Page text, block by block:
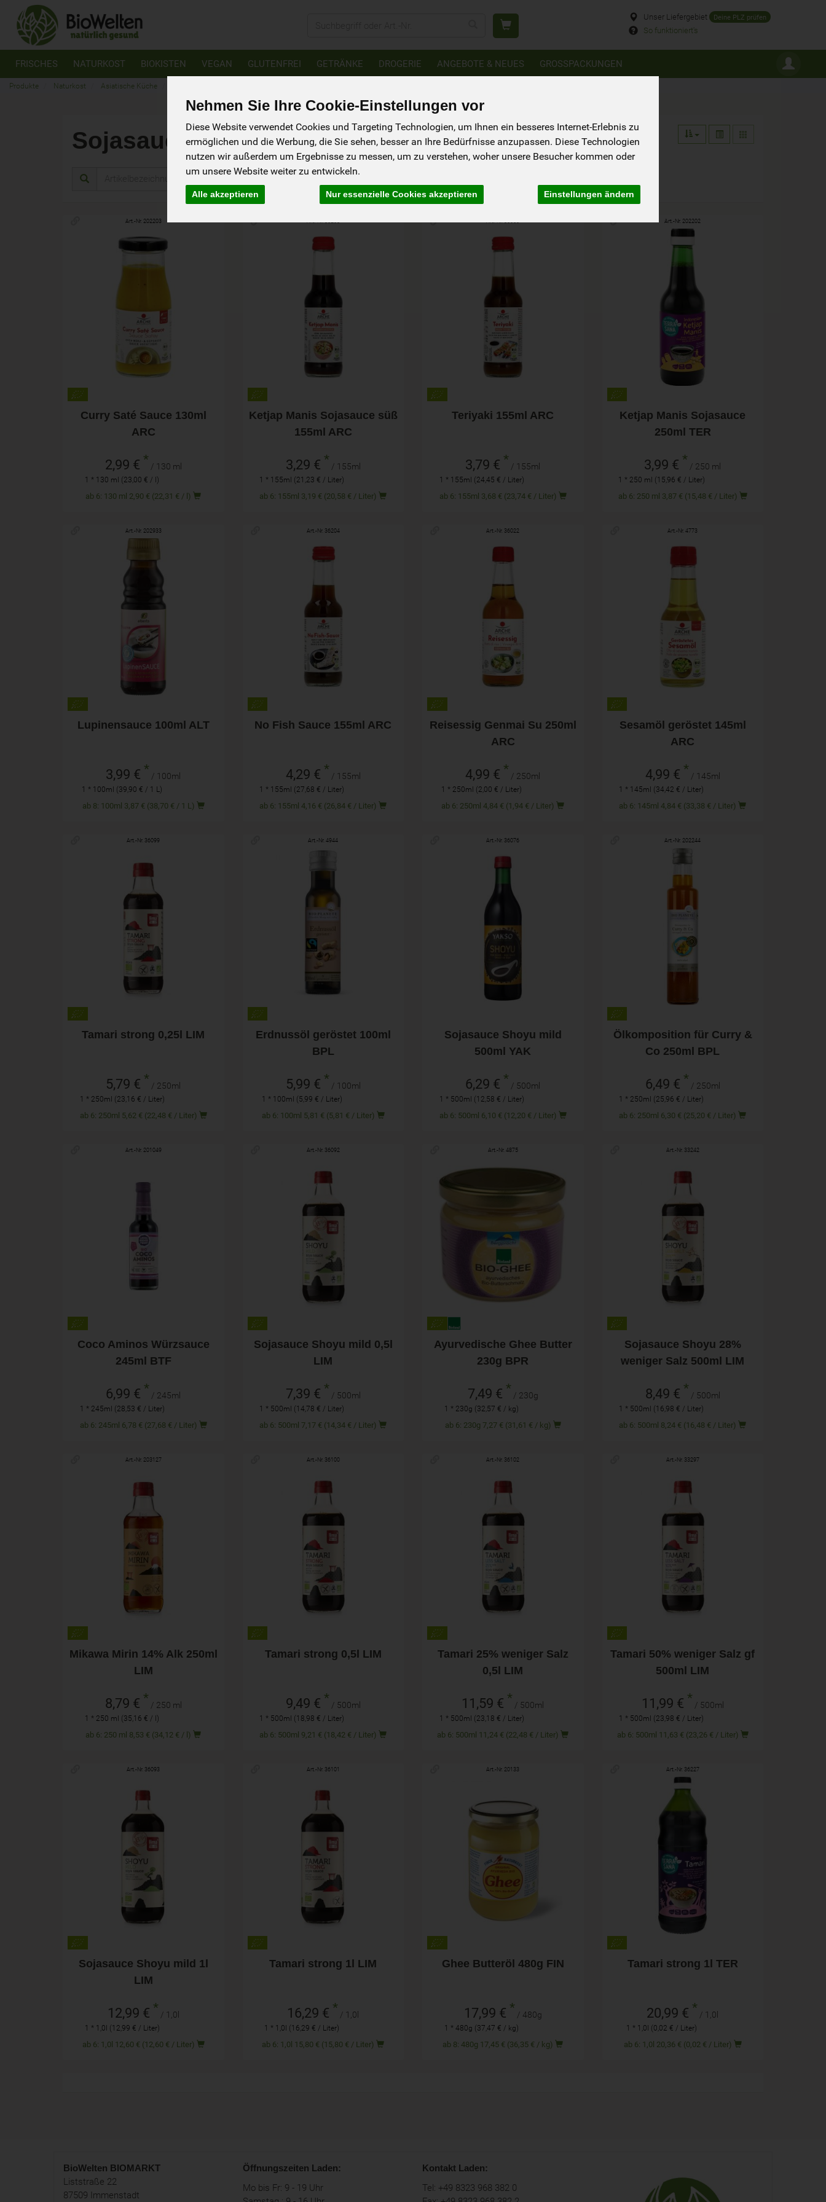
Nehmen Sie Ihre Cookie-Einstellungen vor
Diese Website verwendet Cookies und Targeting Technologien, um Ihnen ein besseres Internet-Erlebnis zu
ermöglichen und die Werbung, die Sie sehen, besser an Ihre Bedürfnisse anzupassen. Diese Technologien
nutzen wir außerdem um Ergebnisse zu messen, um zu verstehen, woher unsere Besucher kommen oder
um unsere Website weiter zu entwickeln.
Alle akzeptieren Nur essenzielle Cookies akzeptieren Einstellungen ändern
Unser Liefergebiet Deine PLZ prüfen
So funktioniert's
FRISCHES NATURKOST BIOKISTEN VEGAN GLUTENFREI GETRÄNKE DROGERIE ANGEBOTE & NEUES GROSSPACKUNGEN
Produkte Naturkost Asiatische Küche
Sojasaucen & Würzsaucen 24 von 6178
Art.-Nr. 202203
Curry Saté Sauce 130ml
ARC
2,99 € * / 130 ml
1 * 130 ml (23,00 € / l)
ab 6: 130 ml 2,90 € (22,31 € / l)
2,99
Ketjap Manis Sojasauce süß
155ml ARC
3,29 € * / 155ml
1 * 155ml (21,23 € / Liter)
ab 6: 155ml 3,19 € (20,58 € / Liter)
155ml
3,29
Teriyaki 155ml ARC
3,79 € * / 155ml
1 * 155ml (24,45 € / Liter)
ab 6: 155ml 3,68 € (23,74 € / Liter)
155ml
3,79
Art.-Nr. 202202
Ketjap Manis Sojasauce
250ml TER
3,99 € * / 250 ml
1 * 250 ml (15,96 € / Liter)
ab 6: 250 ml 3,87 € (15,48 € / Liter)
3,99 €
Art.-Nr. 202933
Lupinensauce 100ml ALT
3,99 € * / 100ml
1 * 100ml (39,90 € / 1 L)
ab 8: 100ml 3,87 € (38,70 € / 1 L)
3,99€
Art.-Nr. 36204
No Fish Sauce 155ml ARC
4,29 € * / 155ml
1 * 155ml (27,68 € / Liter)
ab 6: 155ml 4,16 € (26,84 € / Liter)
155ml
4,29
Art.-Nr. 36022
Reisessig Genmai Su 250ml
ARC
4,99 € * / 250ml
1 * 250ml (2,00 € / Liter)
ab 6: 250ml 4,84 € (1,94 € / Liter)
250ml
4,99
Art.-Nr. 4773
Sesamöl geröstet 145ml
ARC
4,99 € * / 145ml
1 * 145ml (34,42 € / Liter)
ab 6: 145ml 4,84 € (33,38 € / Liter)
4,99€
Art.-Nr. 36099
Tamari strong 0,25l LIM
5,79 € * / 250ml
1 * 250ml (23,16 € / Liter)
ab 6: 250ml 5,62 € (22,48 € / Liter)
250ml
5,79
Art.-Nr. 4944
Erdnussöl geröstet 100ml
BPL
5,99 € * / 100ml
1 * 100ml (5,99 € / Liter)
ab 6: 100ml 5,81 € (5,81 € / Liter)
100ml
Art.-Nr. 36076
Sojasauce Shoyu mild
500ml YAK
6,29 € * / 500ml
1 * 500ml (12,58 € / Liter)
ab 6: 500ml 6,10 € (12,20 € / Liter)
500ml
6,29
Art.-Nr. 202244
Ölkomposition für Curry &
Co 250ml BPL
6,49 € * / 250ml
1 * 250ml (25,96 € / Liter)
ab 6: 250ml 6,30 € (25,20 € / Liter)
6,49€
Art.-Nr. 201049
Coco Aminos Würzsauce
245ml BTF
6,99 € * / 245ml
1 * 245ml (28,53 € / Liter)
ab 6: 245ml 6,78 € (27,68 € / Liter)
6,99
Art.-Nr. 36092
Sojasauce Shoyu mild 0,5l
LIM
7,39 € * / 500ml
1 * 500ml (14,78 € / Liter)
ab 6: 500ml 7,17 € (14,34 € / Liter)
500ml
7,39
Art.-Nr. 4875
Ayurvedische Ghee Butter
230g BPR
7,49 € * / 230g
1 * 230g (32,57 € / kg)
ab 6: 230g 7,27 € (31,61 € / kg)
7,49
Art.-Nr. 33242
Sojasauce Shoyu 28%
weniger Salz 500ml LIM
8,49 € * / 500ml
1 * 500ml (16,98 € / Liter)
ab 6: 500ml 8,24 € (16,48 € / Liter)
500ml
8,49
Art.-Nr. 203127
Mikawa Mirin 14% Alk 250ml
LIM
8,79 € * / 250 ml
1 * 250 ml (35,16 € / l)
ab 6: 250 ml 8,53 € (34,12 € / l)
250 ml
8,79
Art.-Nr. 36100
Tamari strong 0,5l LIM
9,49 € * / 500ml
1 * 500ml (18,98 € / Liter)
ab 6: 500ml 9,21 € (18,42 € / Liter)
500ml
9,49
Art.-Nr. 36102
Tamari 25% weniger Salz
0,5l LIM
11,59 € * / 500ml
1 * 500ml (23,18 € / Liter)
ab 6: 500ml 11,24 € (22,48 € / Liter)
500ml
11,59
Art.-Nr. 33297
Tamari 50% weniger Salz gf
500ml LIM
11,99 € * / 500ml
1 * 500ml (23,98 € / Liter)
ab 6: 500ml 11,63 € (23,26 € / Liter)
500ml
11,99
Art.-Nr. 36093
Sojasauce Shoyu mild 1l
LIM
12,99 € * / 1,0l
1 * 1,0l (12,99 € / Liter)
ab 6: 1,0l 12,60 € (12,60 € / Liter)
12,99
Art.-Nr. 36101
Tamari strong 1l LIM
16,29 € * / 1,0l
1 * 1,0l (16,29 € / Liter)
ab 6: 1,0l 15,80 € (15,80 € / Liter)
16,29
Art.-Nr. 20133
Ghee Butteröl 480g FIN
17,99 € * / 480g
1 * 480g (37,47 € / kg)
ab 8: 480g 17,45 € (36,35 € / kg)
17,99€
Art.-Nr. 36227
Tamari strong 1l TER
20,99 € * / 1,0l
1 * 1,0l (0,02 € / Liter)
ab 6: 1,0l 20,36 € (0,02 € / Liter)
20,99 €
BioWelten BIOMARKT
Liststraße 22
87509 Immenstadt
Öffnungszeiten Laden:
Mo bis Fr: 9 - 19 Uhr
Kontakt Laden:
Tel: +49 8323 968 382 0